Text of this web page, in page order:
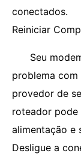
conectados.
Reiniciar
Seu
problema
provedor de
roteador pode
alimentação e
Desligue a